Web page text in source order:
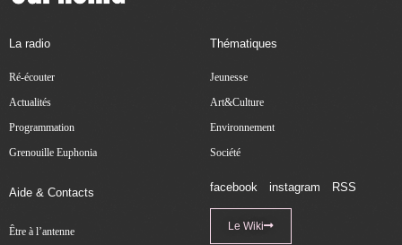
La radio
Ré-écouter
Actualités
Programmation
Grenouille Euphonia
Thématiques
Jeunesse
Art&Culture
Environnement
Société
Aide & Contacts
Être à l’antenne
facebook instagram RSS
Le Wiki